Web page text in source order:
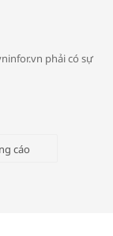
phải có sự
cáo